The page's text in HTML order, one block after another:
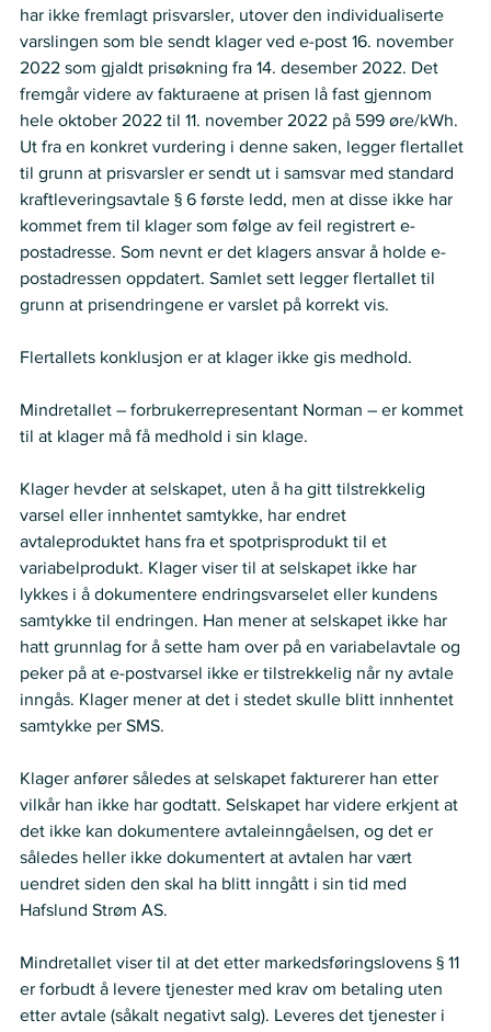
har ikke fremlagt prisvarsler, utover den individualiserte
varslingen som ble sendt klager ved e-post 16. november
2022 som gjaldt prisøkning fra 14. desember 2022. Det
fremgår videre av fakturaene at prisen lå fast gjennom
hele oktober 2022 til 11. november 2022 på 599 øre/kWh.
Ut fra en konkret vurdering i denne saken, legger flertallet
til grunn at prisvarsler er sendt ut i samsvar med standard
kraftleveringsavtale § 6 første ledd, men at disse ikke har
kommet frem til klager som følge av feil registrert e-
postadresse. Som nevnt er det klagers ansvar å holde e-
postadressen oppdatert. Samlet sett legger flertallet til
grunn at prisendringene er varslet på korrekt vis.
Flertallets konklusjon er at klager ikke gis medhold.
Mindretallet – forbrukerrepresentant Norman – er kommet
til at klager må få medhold i sin klage.
Klager hevder at selskapet, uten å ha gitt tilstrekkelig
varsel eller innhentet samtykke, har endret
avtaleproduktet hans fra et spotprisprodukt til et
variabelprodukt. Klager viser til at selskapet ikke har
lykkes i å dokumentere endringsvarselet eller kundens
samtykke til endringen. Han mener at selskapet ikke har
hatt grunnlag for å sette ham over på en variabelavtale og
peker på at e-postvarsel ikke er tilstrekkelig når ny avtale
inngås. Klager mener at det i stedet skulle blitt innhentet
samtykke per SMS.
Klager anfører således at selskapet fakturerer han etter
vilkår han ikke har godtatt. Selskapet har videre erkjent at
det ikke kan dokumentere avtaleinngåelsen, og det er
således heller ikke dokumentert at avtalen har vært
uendret siden den skal ha blitt inngått i sin tid med
Hafslund Strøm AS.
Mindretallet viser til at det etter markedsføringslovens § 11
er forbudt å levere tjenester med krav om betaling uten
etter avtale (såkalt negativt salg). Leveres det tjenester i